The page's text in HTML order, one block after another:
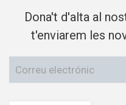
Dona't d'alta al
t'enviarem les